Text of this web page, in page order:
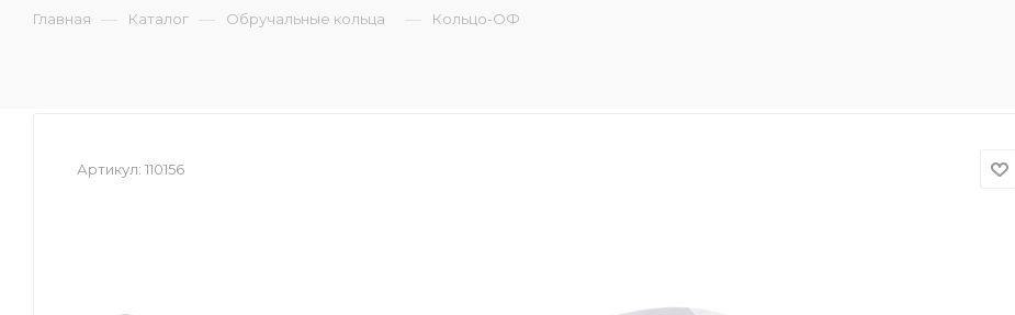
Главная — Каталог — Обручальные кольца — Кольцо-ОФ
Артикул: 110156